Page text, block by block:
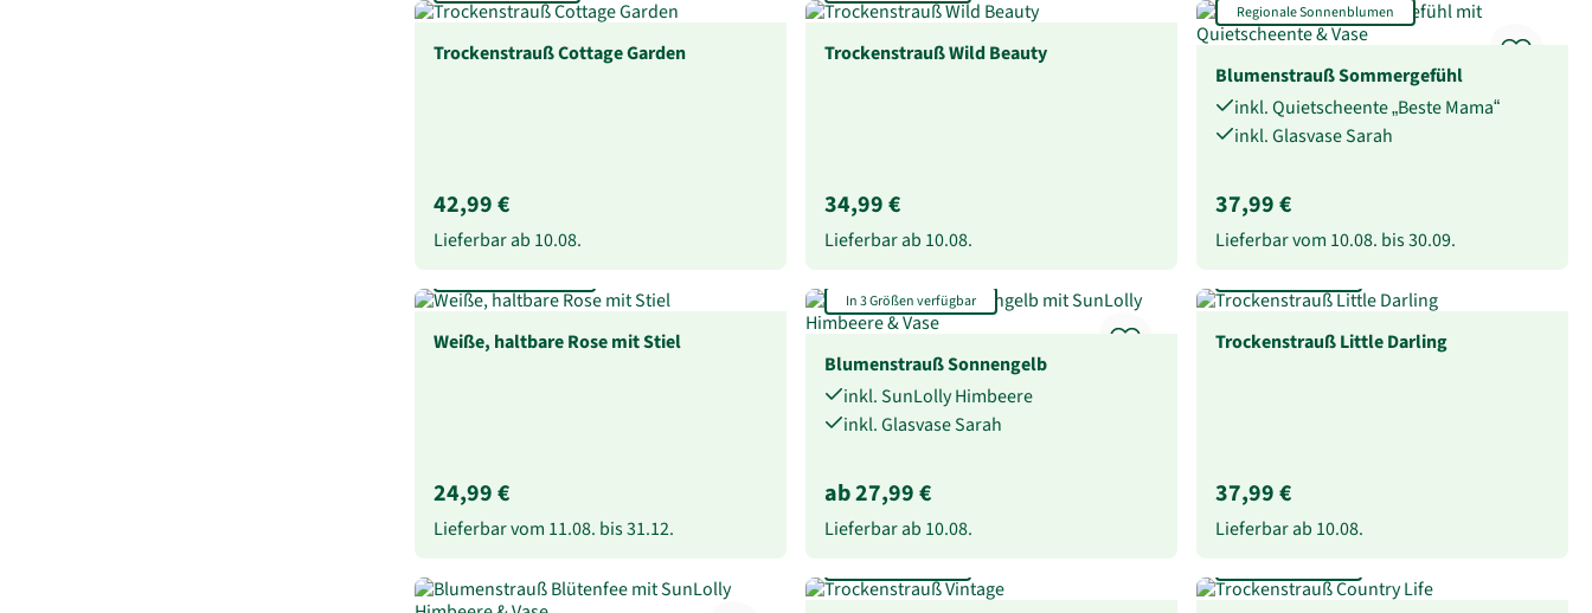
Trockenstrauß Cottage Garden
42,99 €
Lieferbar ab 10.08.
Trockenstrauß Wild Beauty
34,99 €
Lieferbar ab 10.08.
Regionale Sonnenblumen
Blumenstrauß Sommergefühl
inkl. Quietscheente „Beste Mama“
inkl. Glasvase Sarah
37,99 €
Lieferbar vom 10.08. bis30.09.
Weiße, haltbare Rose mit Stiel
24,99 €
Lieferbar vom 11.08. bis31.12.
In 3 Größen verfügbar
Blumenstrauß Sonnengelb
inkl. SunLolly Himbeere
inkl. Glasvase Sarah
ab 27,99 €
Lieferbar ab 10.08.
Trockenstrauß Little Darling
37,99 €
Lieferbar ab 10.08.